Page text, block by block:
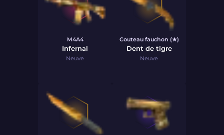
M4A4
Infernal
Neuve
Couteau fauchon (★)
Dent de tigre
Neuve